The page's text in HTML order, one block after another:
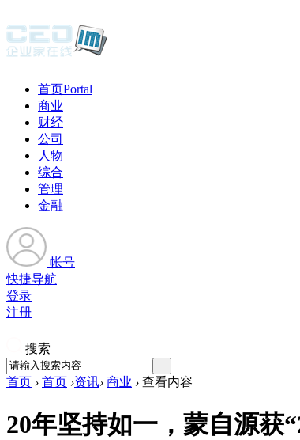
首页Portal
商业
财经
公司
人物
综合
管理
金融
帐号
快捷导航
登录
注册
搜索
首页 › 首页 ›资讯› 商业 › 查看内容
20年坚持如一，蒙自源获